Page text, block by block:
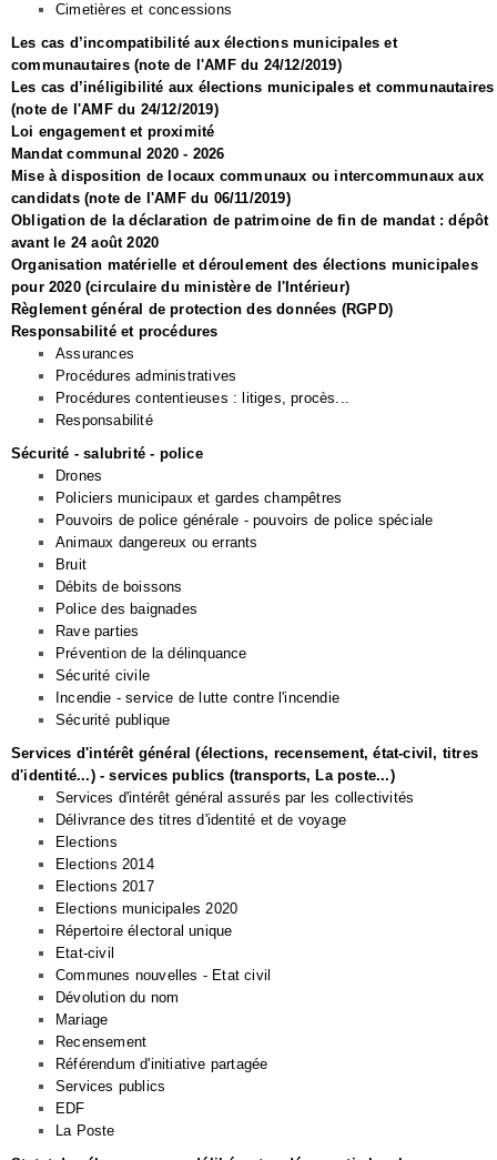
Cimetières et concessions
Les cas d’incompatibilité aux élections municipales et
communautaires (note de l'AMF du 24/12/2019)
Les cas d’inéligibilité aux élections municipales et communautaires
(note de l'AMF du 24/12/2019)
Loi engagement et proximité
Mandat communal 2020 - 2026
Mise à disposition de locaux communaux ou intercommunaux aux
candidats (note de l'AMF du 06/11/2019)
Obligation de la déclaration de patrimoine de fin de mandat : dépôt
avant le 24 août 2020
Organisation matérielle et déroulement des élections municipales
pour 2020 (circulaire du ministère de l'Intérieur)
Règlement général de protection des données (RGPD)
Responsabilité et procédures
Assurances
Procédures administratives
Procédures contentieuses : litiges, procès...
Responsabilité
Sécurité - salubrité - police
Drones
Policiers municipaux et gardes champêtres
Pouvoirs de police générale - pouvoirs de police spéciale
Animaux dangereux ou errants
Bruit
Débits de boissons
Police des baignades
Rave parties
Prévention de la délinquance
Sécurité civile
Incendie - service de lutte contre l'incendie
Sécurité publique
Services d'intérêt général (élections, recensement, état-civil, titres
d'identité...) - services publics (transports, La poste...)
Services d'intérêt général assurés par les collectivités
Délivrance des titres d'identité et de voyage
Elections
Elections 2014
Elections 2017
Elections municipales 2020
Répertoire électoral unique
Etat-civil
Communes nouvelles - Etat civil
Dévolution du nom
Mariage
Recensement
Référendum d'initiative partagée
Services publics
EDF
La Poste